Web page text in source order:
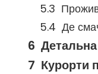
Де
Курорти